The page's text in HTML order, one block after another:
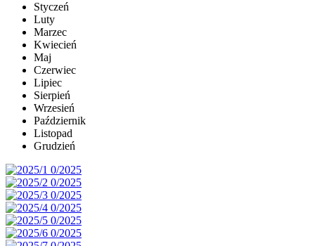
Styczeń
Luty
Marzec
Kwiecień
Maj
Czerwiec
Lipiec
Sierpień
Wrzesień
Październik
Listopad
Grudzień